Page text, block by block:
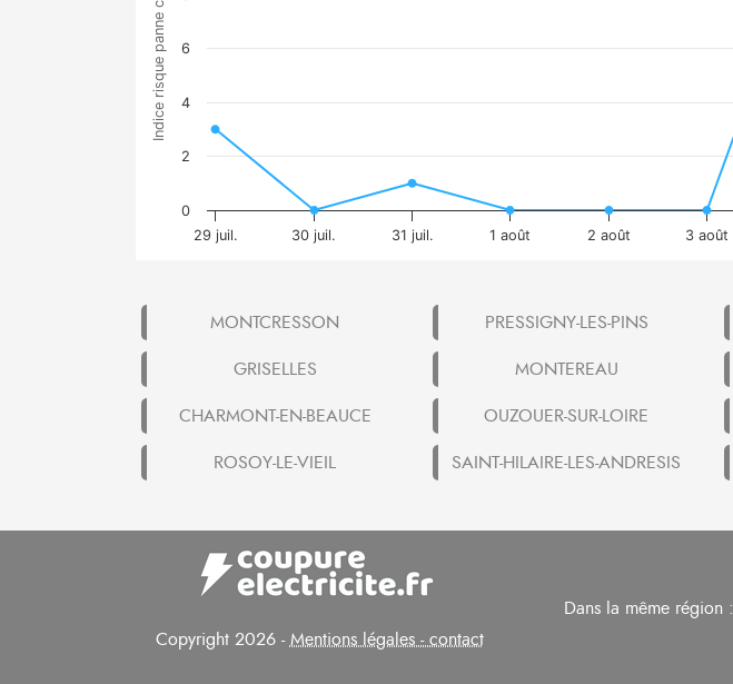
Indice risque panne courant
29 juil. 30 juil. 31 juil. 1 août 2 août 3 août
0
2
4
6
MONTCRESSON PRESSIGNY-LES-PINS
GRISELLES
MONTEREAU
CHARMONT-EN-BEAUCE
OUZOUER-SUR-LOIRE
ROSOY-LE-VIEIL
SAINT-HILAIRE-LES-ANDRESIS
Copyright 2026 -Mentions légales - contact
Dans la même région :